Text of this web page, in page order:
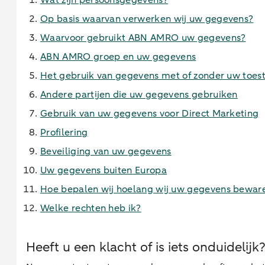
Op basis waarvan verwerken wij uw gegevens?
Waarvoor gebruikt ABN AMRO uw gegevens?
ABN AMRO groep en uw gegevens
Het gebruik van gegevens met of zonder uw
Andere partijen die uw gegevens gebruiken
Gebruik van uw gegevens voor Direct Marketing
Profilering
Beveiliging van uw gegevens
Uw gegevens buiten Europa
Hoe bepalen wij hoelang wij uw gegevens
Welke rechten heb ik?
Heeft u een klacht of is iets onduidelijk?